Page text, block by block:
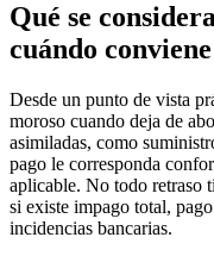
Qué se
cuándo
Desde un punto de vista
moroso cuando deja de
asimiladas, como
pago le corresponda
aplicable. No todo retraso
si existe impago total,
incidencias bancarias.